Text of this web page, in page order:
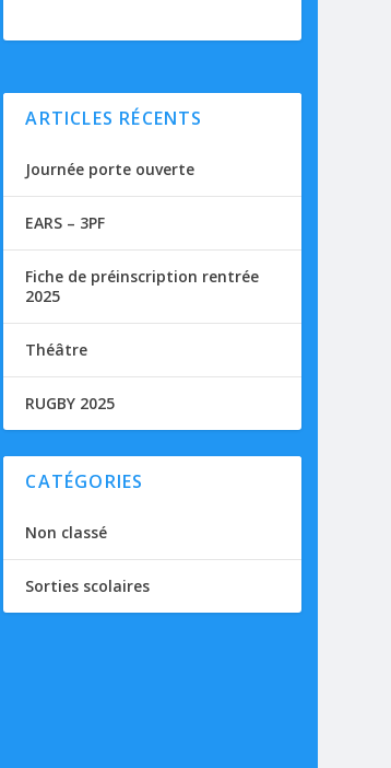
ARTICLES RÉCENTS
Journée porte ouverte
EARS – 3PF
Fiche de préinscription rentrée
2025
Théâtre
RUGBY 2025
CATÉGORIES
Non classé
Sorties scolaires